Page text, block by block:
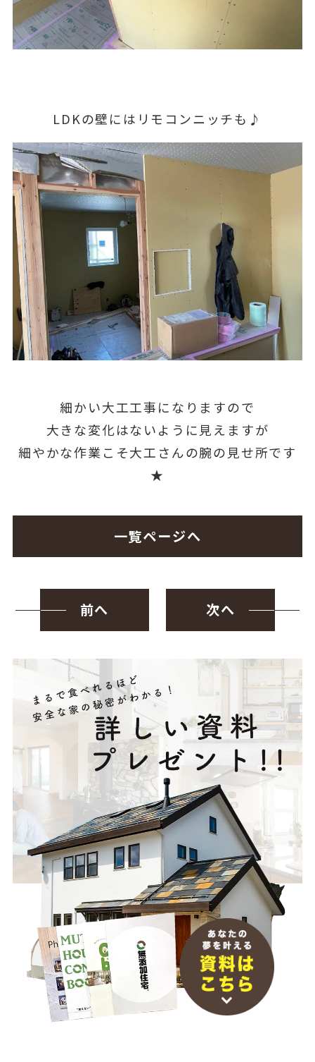
LDKの壁にはリモコンニッチも♪
細かい大工工事になりますので
大きな変化はないように見えますが
細やかな作業こそ大工さんの腕の見せ所です
★
前へ
一覧ページへ
次へ